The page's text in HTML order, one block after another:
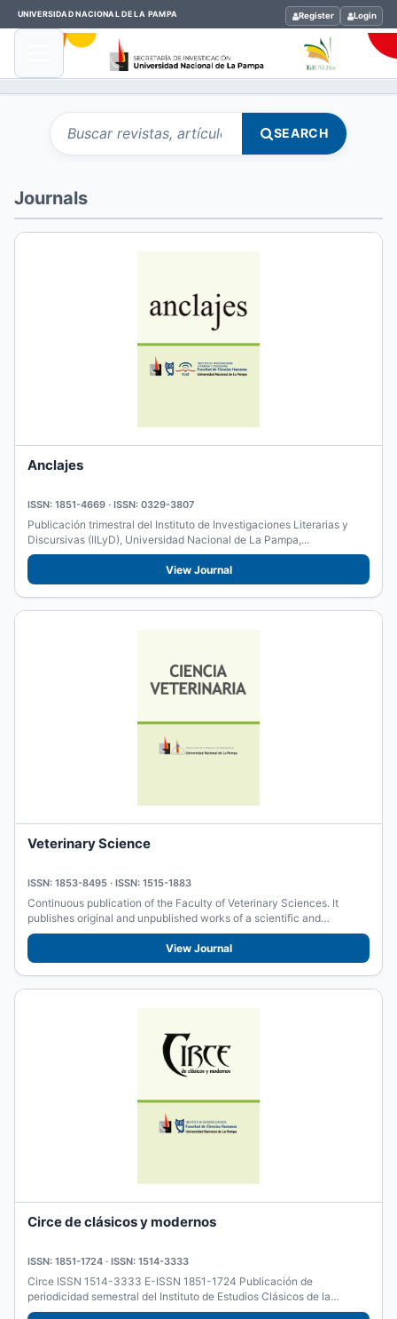
UNIVERSIDAD NACIONAL DE LA PAMPA Register Login
Buscar en el portal de revistas
Search articles for
SEARCH
Journals
Anclajes
ISSN: 1851-4669 · ISSN: 0329-3807
Publicación trimestral del Instituto de Investigaciones Literarias y
Discursivas (IILyD), Universidad Nacional de La Pampa,...
View Journal
Veterinary Science
ISSN: 1853-8495 · ISSN: 1515-1883
Continuous publication of the Faculty of Veterinary Sciences. It
publishes original and unpublished works of a scientific and
academic...
View Journal
Circe de clásicos y modernos
ISSN: 1851-1724 · ISSN: 1514-3333
Circe ISSN 1514-3333 E-ISSN 1851-1724 Publicación de
periodicidad semestral del Instituto de Estudios Clásicos de la
Universidad...